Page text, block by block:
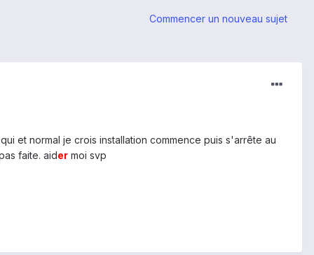
Commencer un nouveau sujet
et normal je crois installation commence puis s'arrête au
faite. aider moi svp